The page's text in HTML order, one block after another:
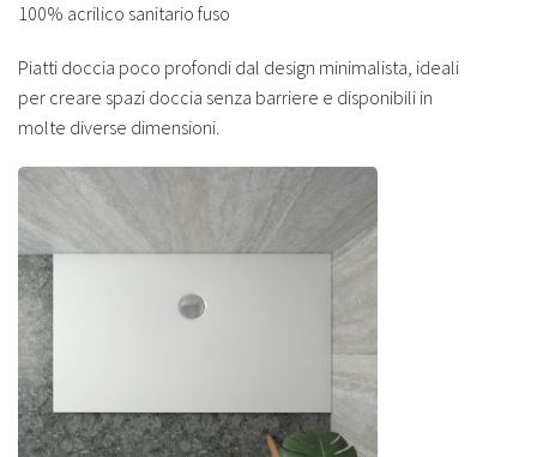
100% acrilico sanitario fuso
Piatti doccia poco profondi dal design minimalista, ideali
per creare spazi doccia senza barriere e disponibili in
molte diverse dimensioni.